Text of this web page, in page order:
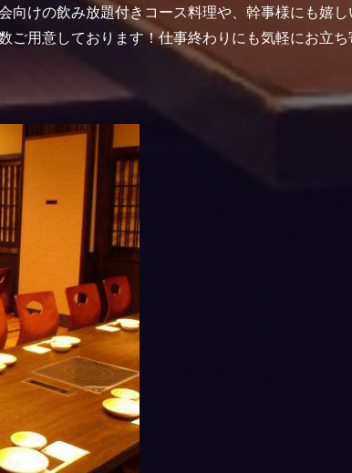
向けの飲み放題付きコース料理や、幹事様にも嬉し
ご用意しております！仕事終わりにも気軽にお立ち